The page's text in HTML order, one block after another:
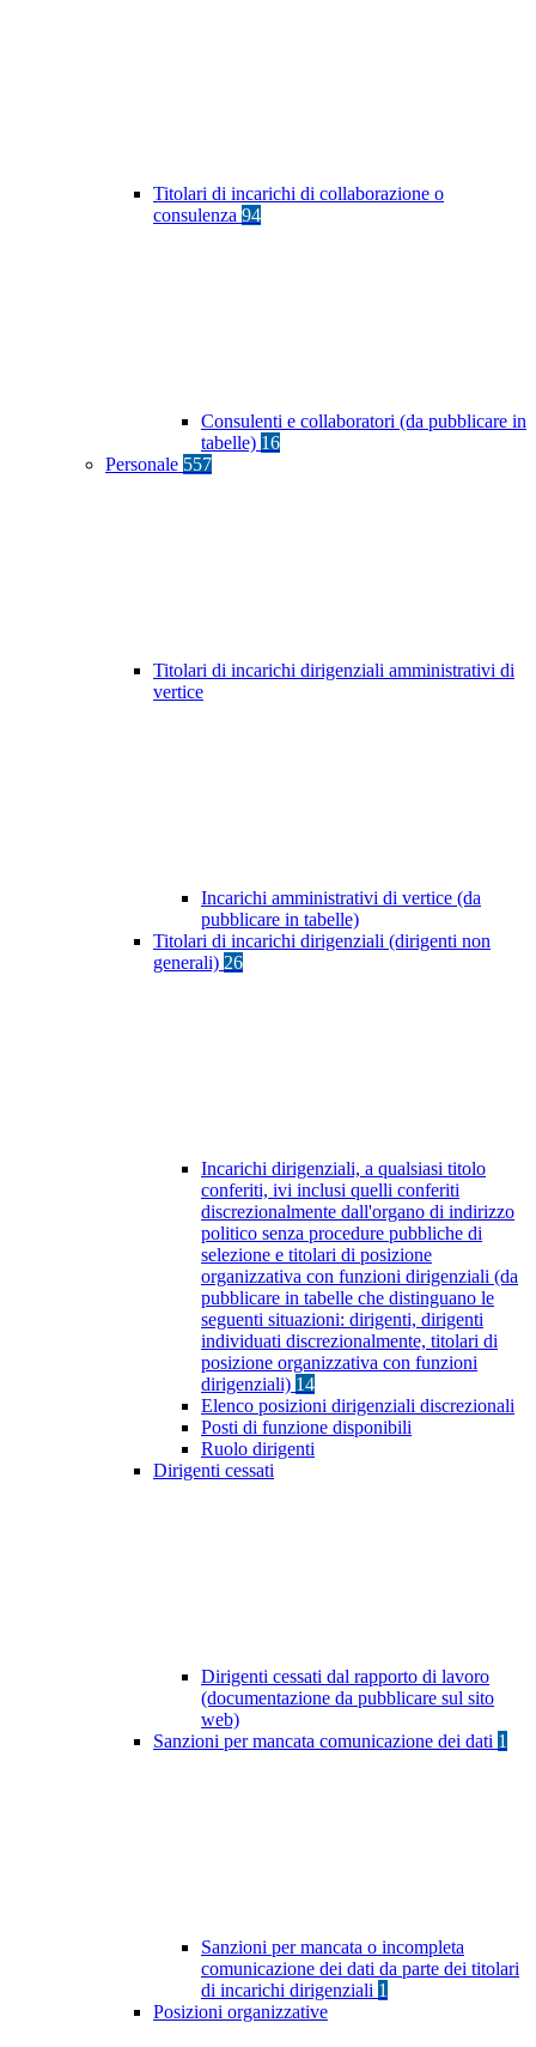
Titolari di incarichi di collaborazione o
consulenza 94
Consulenti e collaboratori (da pubblicare in
tabelle) 16
Personale 557
Titolari di incarichi dirigenziali amministrativi di
vertice
Incarichi amministrativi di vertice (da
pubblicare in tabelle)
Titolari di incarichi dirigenziali (dirigenti non
generali) 26
Incarichi dirigenziali, a qualsiasi titolo
conferiti, ivi inclusi quelli conferiti
discrezionalmente dall'organo di indirizzo
politico senza procedure pubbliche di
selezione e titolari di posizione
organizzativa con funzioni dirigenziali (da
pubblicare in tabelle che distinguano le
seguenti situazioni: dirigenti, dirigenti
individuati discrezionalmente, titolari di
posizione organizzativa con funzioni
dirigenziali) 14
Elenco posizioni dirigenziali discrezionali
Posti di funzione disponibili
Ruolo dirigenti
Dirigenti cessati
Dirigenti cessati dal rapporto di lavoro
(documentazione da pubblicare sul sito
web)
Sanzioni per mancata comunicazione dei dati 1
Sanzioni per mancata o incompleta
comunicazione dei dati da parte dei titolari
di incarichi dirigenziali 1
Posizioni organizzative